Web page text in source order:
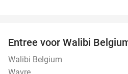
Entree voor Walibi
Walibi Belgium